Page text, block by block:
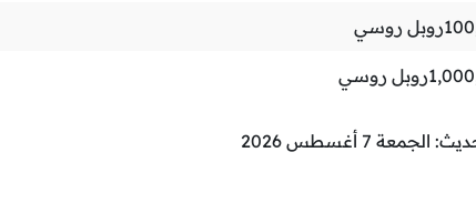
روبل روسي
روبل روسي
الجمعة 7 أغسطس 2026